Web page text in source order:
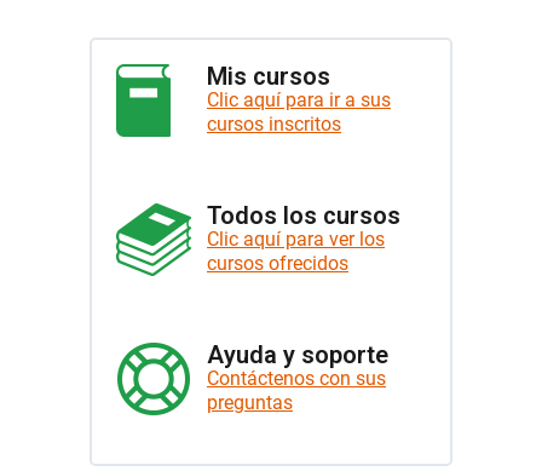
Mis cursos
Clic aquí para ir a sus
cursos inscritos
Todos los cursos
Clic aquí para ver los
cursos ofrecidos
Ayuda y soporte
Contáctenos con sus
preguntas